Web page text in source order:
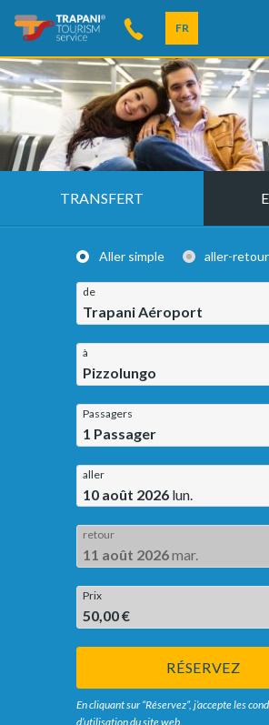
FR
TRANSFERT
Aller simple aller-retour
de
Trapani Aéroport
à
Pizzolungo
Passagers
1 Passager
aller
10 août 2026 lun.
retour
11 août 2026mar.
Prix
50,00 €
RÉSERVEZ
En cliquant sur “Réservez”, j’accepte les
d’utilisation du site web.